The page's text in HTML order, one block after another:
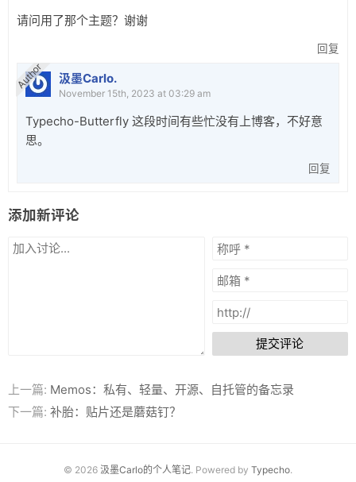
请问用了那个主题？谢谢
回复
汲墨Carlo.
Author
November 15th, 2023 at 03:29 am
Typecho-Butterfly 这段时间有些忙没有上博客，不好意
思。
回复
添加新评论
提交评论
上一篇: Memos：私有、轻量、开源、自托管的备忘录
下一篇: 补胎：贴片还是蘑菇钉？
© 2026 汲墨Carlo的个人笔记. Powered by Typecho.